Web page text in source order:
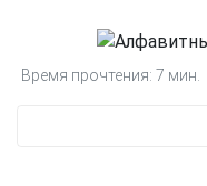
Время прочтения: 7 мин.